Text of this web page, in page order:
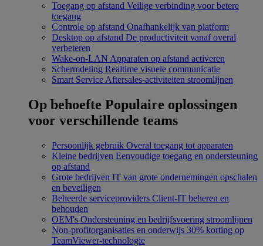
Toegang op afstand Veilige verbinding voor betere
toegang
Controle op afstand Onafhankelijk van platform
Desktop op afstand De productiviteit vanaf overal
verbeteren
Wake-on-LAN Apparaten op afstand activeren
Schermdeling Realtime visuele communicatie
Smart Service Aftersales-activiteiten stroomlijnen
Op behoefte Populaire oplossingen
voor verschillende teams
Persoonlijk gebruik Overal toegang tot apparaten
Kleine bedrijven Eenvoudige toegang en ondersteuning
op afstand
Grote bedrijven IT van grote ondernemingen opschalen
en beveiligen
Beheerde serviceproviders Client-IT beheren en
behouden
OEM's Ondersteuning en bedrijfsvoering stroomlijnen
Non-profitorganisaties en onderwijs 30% korting op
TeamViewer-technologie